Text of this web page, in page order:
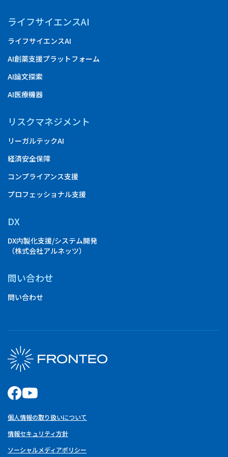
ライフサイエンスAI
ライフサイエンスAI
AI創薬支援プラットフォーム
AI論文探索
AI医療機器
リスクマネジメント
リーガルテックAI
経済安全保障
コンプライアンス支援
プロフェッショナル支援
DX
DX内製化支援/システム開発
（株式会社アルネッツ）
問い合わせ
問い合わせ
個人情報の取り扱いについて
情報セキュリティ方針
ソーシャルメディアポリシー